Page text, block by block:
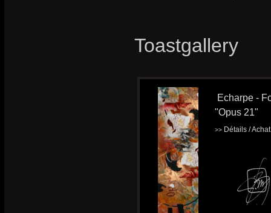
Toastgallery
Echarpe -
"Opus 21"
>> Détails /